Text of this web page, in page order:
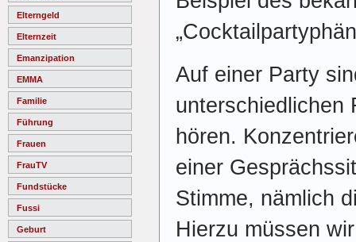
Elterngeld
Elternzeit
Emanzipation
EMMA
Familie
Führung
Frauen
FrauTV
Fundstücke
Fussi
Geburt
Auf einer Party
unterschiedlichen
hören.
einer
Stimme, nämlich
Hierzu müssen